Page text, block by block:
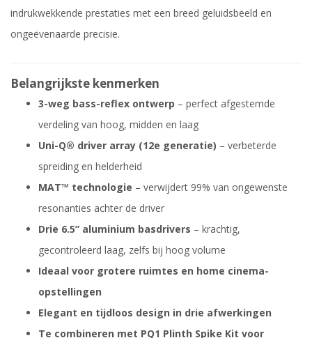
indrukwekkende prestaties met een breed geluidsbeeld en
ongeëvenaarde precisie.
Belangrijkste kenmerken
3-weg bass-reflex ontwerp – perfect afgestemde
verdeling van hoog, midden en laag
Uni-Q® driver array (12e generatie) – verbeterde
spreiding en helderheid
MAT™ technologie – verwijdert 99% van ongewenste
resonanties achter de driver
Drie 6.5” aluminium basdrivers – krachtig,
gecontroleerd laag, zelfs bij hoog volume
Ideaal voor grotere ruimtes en home cinema-
opstellingen
Elegant en tijdloos design in drie afwerkingen
Te combineren met PQ1 Plinth Spike Kit voor